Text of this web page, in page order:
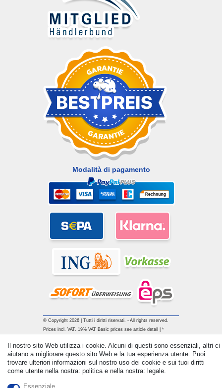
Modalità di pagamento
© Copyright 2026 | Tutti i diritti riservati. - All rights reserved.
Prices incl. VAT. 19% VAT Basic prices see article detail | *
Il nostro sito Web utilizza i cookie. Alcuni di questi sono essenziali, altri ci
aiutano a migliorare questo sito Web e la tua esperienza utente. Puoi
trovare ulteriori informazioni sul nostro uso dei cookie e sui tuoi diritti
come utente nella nostra: politica e nella nostra: legale.
Essenziale
Withdraw from contract here Contatto